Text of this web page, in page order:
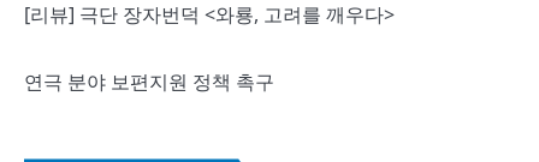
[리뷰] 극단 장자번덕 <와룡, 고려를 깨우다>
연극 분야 보편지원 정책 촉구